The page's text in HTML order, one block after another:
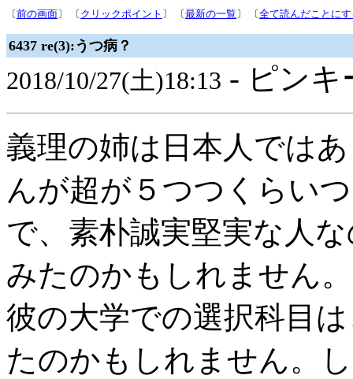
〔前の画面〕 〔 クリックポイント 〕 〔最新の一覧 〕 〔全て読んだことに
6437 re(3):うつ病？
2018/10/27(土)18:13 - ピン
義理の姉は日本人では
んが超が５つつくらい
で、素朴誠実堅実な人
みたのかもしれません。
彼の大学での選択科目
たのかもしれません。